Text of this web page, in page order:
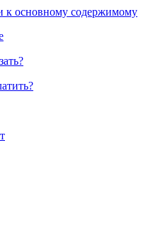
к основному содержимому